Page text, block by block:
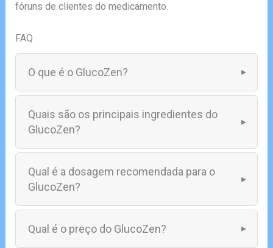
fóruns de clientes do medicamento.
FAQ
O que é o GlucoZen?
Quais são os principais ingredientes do
GlucoZen?
Qual é a dosagem recomendada para o
GlucoZen?
Qual é o preço do GlucoZen?